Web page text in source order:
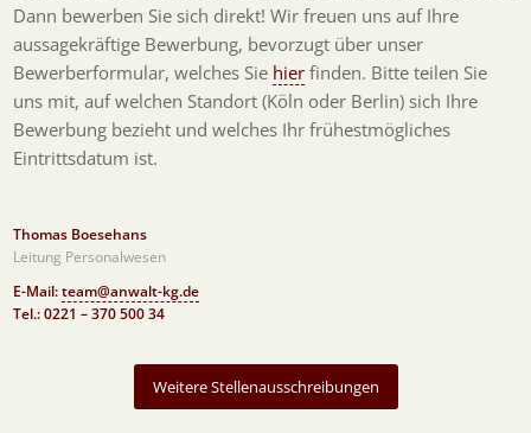
Dann bewerben Sie sich direkt! Wir freuen uns auf Ihre
aussagekräftige Bewerbung, bevorzugt über unser
Bewerberformular, welches Sie hier finden. Bitte teilen Sie
uns mit, auf welchen Standort (Köln oder Berlin) sich Ihre
Bewerbung bezieht und welches Ihr frühestmögliches
Eintrittsdatum ist.
Thomas Boesehans
Leitung Personalwesen
E-Mail:team@anwalt-kg.de
Tel.: 0221 – 370 500 34
Weitere Stellenausschreibungen